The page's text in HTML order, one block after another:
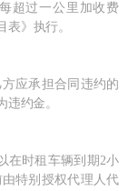
超过一公里加收费
》执行。
应承担合同违约的
约金。
在时租车辆到期2小
特别授权代理人代